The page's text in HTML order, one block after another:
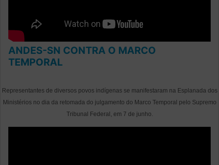
ANDES-SN CONTRA O MARCO
TEMPORAL
Representantes de diversos povos indígenas se manifestaram na Esplanada dos
Ministérios no dia da retomada do julgamento do Marco Temporal pelo Supremo
Tribunal Federal, em 7 de junho.